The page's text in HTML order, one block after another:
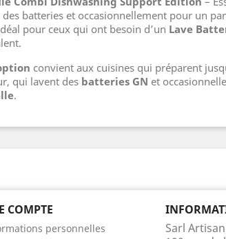
des batteries et occasionnellement pour un
pour ceux qui ont besoin d’un Lave
convient aux cuisines qui préparent
qui lavent des batteries GN et
.
COMPTE
personnelles
Sarl